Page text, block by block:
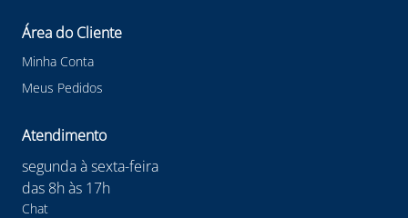
Área do Cliente
Minha Conta
Meus Pedidos
Atendimento
segunda à sexta-feira
das 8h às 17h
Chat